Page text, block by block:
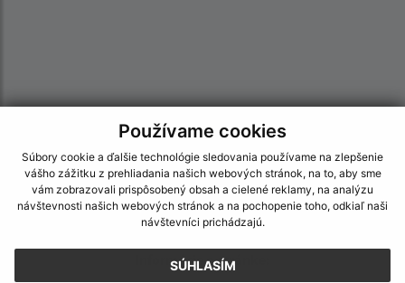
Používame cookies
Súbory cookie a ďalšie technológie sledovania používame na zlepšenie
vášho zážitku z prehliadania našich webových stránok, na to, aby sme
vám zobrazovali prispôsobený obsah a cielené reklamy, na analýzu
návštevnosti našich webových stránok a na pochopenie toho, odkiaľ naši
návštevníci prichádzajú.
SÚHLASÍM
Informácie o stránke: